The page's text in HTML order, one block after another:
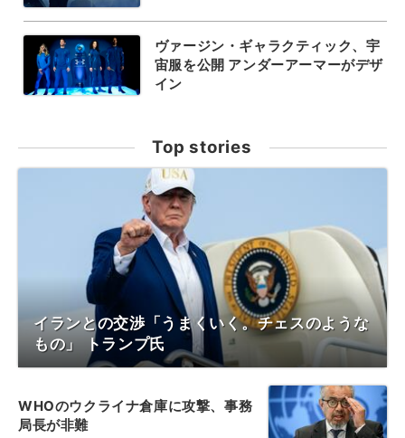
ヴァージン・ギャラクティック、宇
宙服を公開 アンダーアーマーがデザ
イン
Top stories
イランとの交渉「うまくいく。チェスのような
もの」 トランプ氏
WHOのウクライナ倉庫に攻撃、事務
局長が非難